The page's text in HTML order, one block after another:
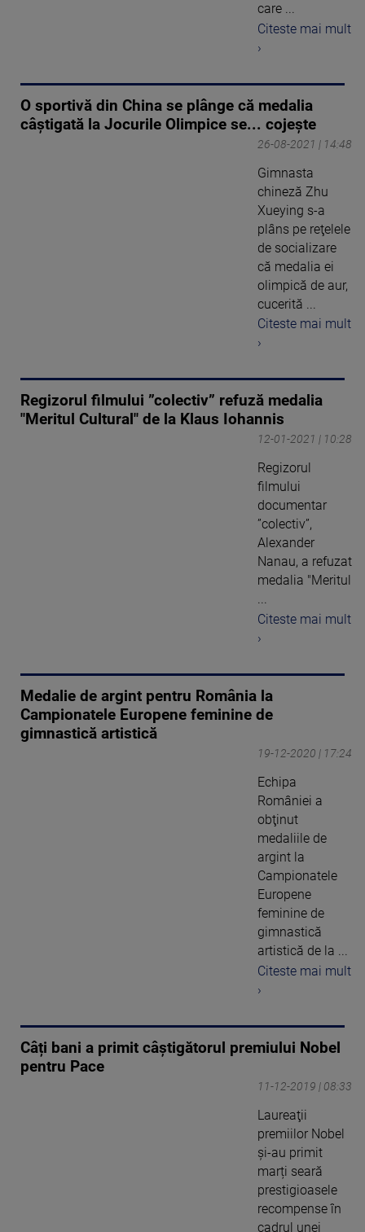
care ...
Citeste mai mult
›
O sportivă din China se plânge că medalia
câștigată la Jocurile Olimpice se... cojește
26-08-2021 | 14:48
Gimnasta
chineză Zhu
Xueying s-a
plâns pe reţelele
de socializare
că medalia ei
olimpică de aur,
cucerită ...
Citeste mai mult
›
Regizorul filmului ”colectiv” refuză medalia
"Meritul Cultural" de la Klaus Iohannis
12-01-2021 | 10:28
Regizorul
filmului
documentar
”colectiv”,
Alexander
Nanau, a refuzat
medalia "Meritul
...
Citeste mai mult
›
Medalie de argint pentru România la
Campionatele Europene feminine de
gimnastică artistică
19-12-2020 | 17:24
Echipa
României a
obţinut
medaliile de
argint la
Campionatele
Europene
feminine de
gimnastică
artistică de la ...
Citeste mai mult
›
Câți bani a primit câștigătorul premiului Nobel
pentru Pace
11-12-2019 | 08:33
Laureaţii
premiilor Nobel
şi-au primit
marți seară
prestigioasele
recompense în
cadrul unei